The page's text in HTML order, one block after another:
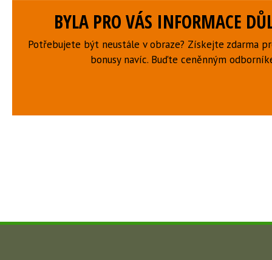
BYLA PRO VÁS INFORMACE
Potřebujete být neustále v obraze? Získejte zdarma
bonusy navíc. Buďte ceněnným